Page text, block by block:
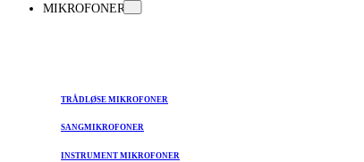
MIKROFONER
TRÅDLØSE MIKROFONER
SANGMIKROFONER
INSTRUMENT MIKROFONER